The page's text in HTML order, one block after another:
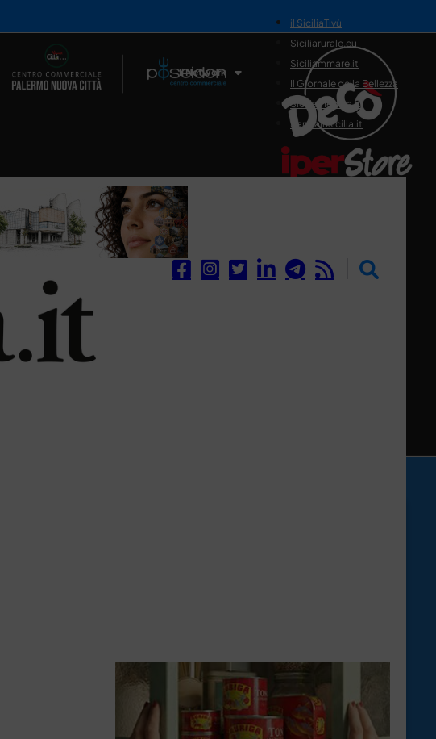
Il Network
il SiciliaTivù
Siciliarurale.eu
Siciliammare.it
Il Giornale della Bellezza
Siciliamedica.it
Sanitainsicilia.it